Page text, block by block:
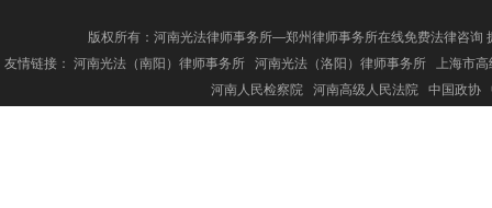
版权所有：河南光法律师事务所—郑州律师事务所在线免费法律咨询
友情链接： 河南光法（南阳）律师事务所 河南光法（洛阳）律师事务所
上海市高
河南人民检察院
河南高级人民法院 中国政协